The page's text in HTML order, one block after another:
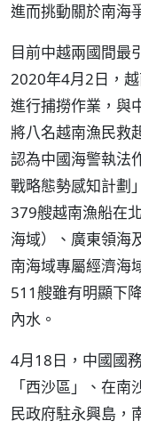
進而挑動關於南海
目前中越兩國間最
2020年4月2日，
進行捕撈作業，與
將八名越南漁民救
認為中國海警執法
戰略態勢感知計劃
379艘越南漁船在
海域）、廣東領海
南海域專屬經濟海
511艘雖有明顯下
內水。
4月18日，中國國
「西沙區」、在
民政府駐永興島，